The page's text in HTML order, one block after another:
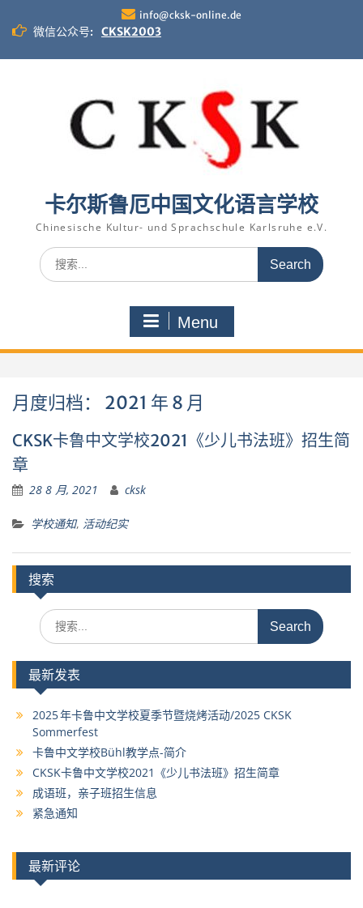
content
info@cksk-online.de
微信公众号: CKSK2003
卡尔斯鲁厄中国文化语言学校
Chinesische Kultur- und Sprachschule Karlsruhe e.V.
Search
for:
Menu
月度归档： 2021 年 8 月
CKSK卡鲁中文学校2021《少儿书法班》招生简
章
28 8 月, 2021 cksk
学校通知, 活动纪实
搜索
Search
for:
最新发表
2025 年卡鲁中文学校夏季节暨烧烤活动/2025 CKSK
Sommerfest
卡鲁中文学校Bühl教学点-简介
CKSK卡鲁中文学校2021《少儿书法班》招生简章
成语班，亲子班招生信息
紧急通知
最新评论